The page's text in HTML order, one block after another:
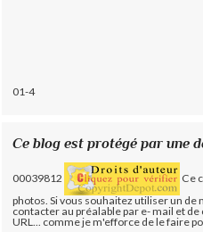
01-4
Ce blog est protégé par une
00039812
Ce
photos. Si vous souhaitez utiliser un
contacter au préalable par e- mail et
URL... comme je m'efforce de le faire